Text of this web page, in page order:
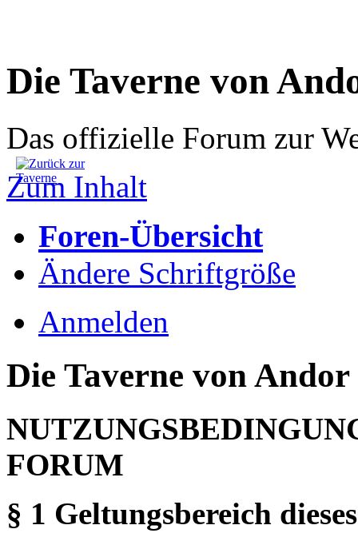
Die Taverne von
Das offizielle Forum zur
Zum Inhalt
Foren-Übersicht
Ändere Schriftgröße
Anmelden
Die Taverne von
FORUM
§ 1 Geltungsbereich